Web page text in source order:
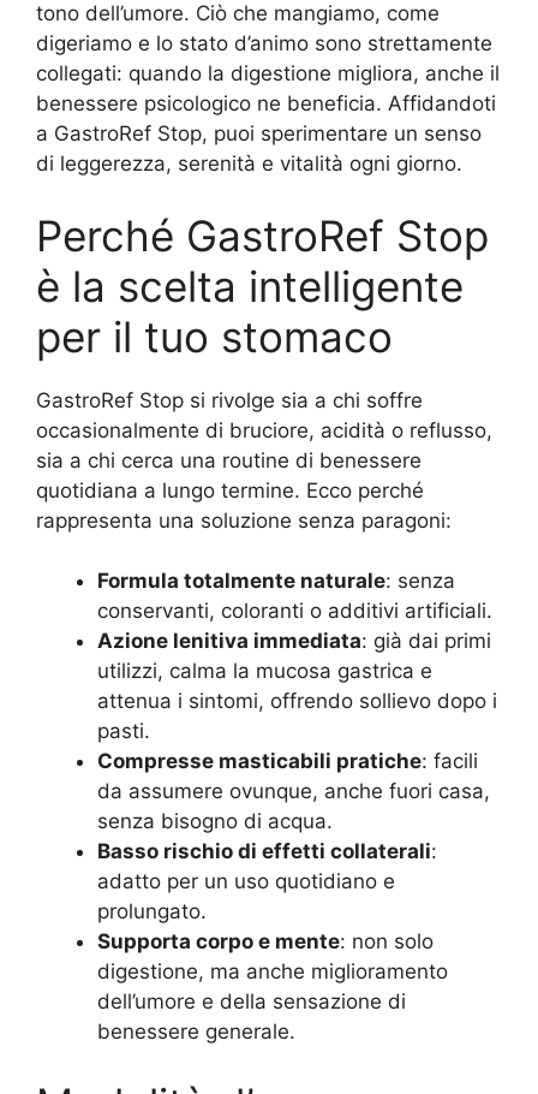
tono dell’umore. Ciò che mangiamo, come
digeriamo e lo stato d’animo sono strettamente
collegati: quando la digestione migliora, anche il
benessere psicologico ne beneficia. Affidandoti
a GastroRef Stop, puoi sperimentare un senso
di leggerezza, serenità e vitalità ogni giorno.
Perché GastroRef Stop
è la scelta intelligente
per il tuo stomaco
GastroRef Stop si rivolge sia a chi soffre
occasionalmente di bruciore, acidità o reflusso,
sia a chi cerca una routine di benessere
quotidiana a lungo termine. Ecco perché
rappresenta una soluzione senza paragoni:
Formula totalmente naturale: senza
conservanti, coloranti o additivi artificiali.
Azione lenitiva immediata: già dai primi
utilizzi, calma la mucosa gastrica e
attenua i sintomi, offrendo sollievo dopo i
pasti.
Compresse masticabili pratiche: facili
da assumere ovunque, anche fuori casa,
senza bisogno di acqua.
Basso rischio di effetti collaterali:
adatto per un uso quotidiano e
prolungato.
Supporta corpo e mente: non solo
digestione, ma anche miglioramento
dell’umore e della sensazione di
benessere generale.